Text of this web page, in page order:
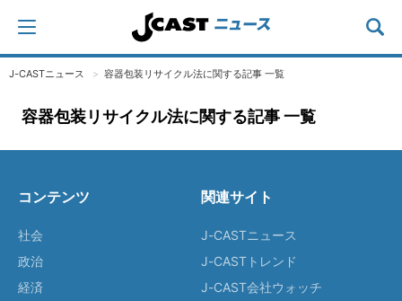
J-CASTニュース 容器包装リサイクル法に関する記事 一覧
容器包装リサイクル法に関する記事 一覧
コンテンツ
社会
政治
経済
関連サイト
J-CASTニュース
J-CASTトレンド
J-CAST会社ウォッチ